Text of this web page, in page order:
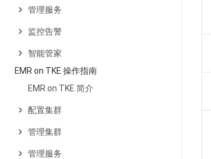
管理服务
监控告警
智能管家
EMR on TKE 操作指南
EMR on TKE 简介
配置集群
管理集群
管理服务